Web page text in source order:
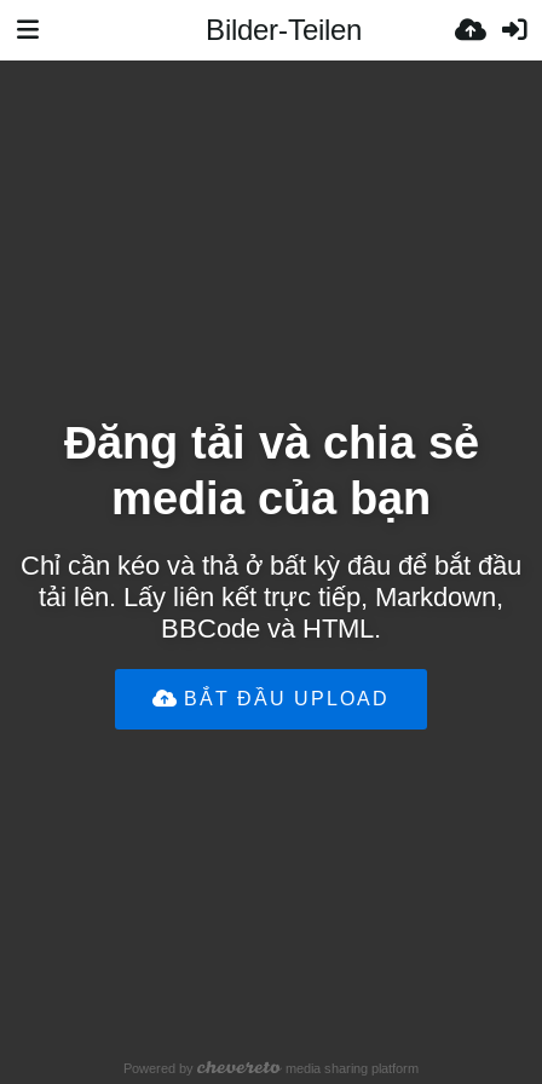
Bilder-Teilen
Đăng tải và chia sẻ
media của bạn
Chỉ cần kéo và thả ở bất kỳ đâu để bắt đầu
tải lên. Lấy liên kết trực tiếp, Markdown,
BBCode và HTML.
BẮT ĐẦU UPLOAD
Powered by media sharing platform